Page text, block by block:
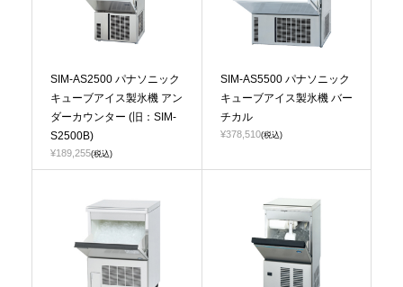
SIM-AS2500 パナソニック
キューブアイス製氷機 アン
ダーカウンター (旧：SIM-
S2500B)
¥189,255(税込)
SIM-AS5500 パナソニック
キューブアイス製氷機 バー
チカル
¥378,510(税込)